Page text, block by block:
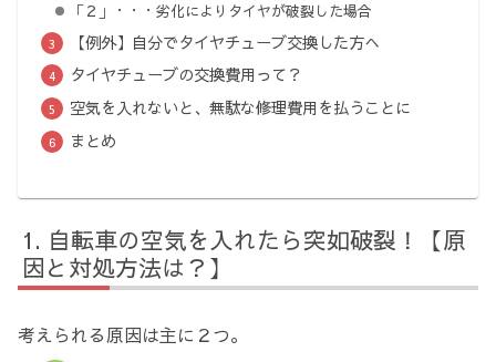
「２」・・・劣化によりタイヤが破裂した場合
【例外】自分でタイヤチューブ交換した方へ
タイヤチューブの交換費用って？
空気を入れないと、無駄な修理費用を払うことに
まとめ
自転車の空気を入れたら突如破裂！【原
因と対処方法は？】
考えられる原因は主に２つ。